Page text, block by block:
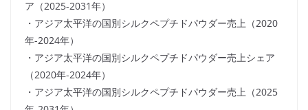
ア（2025-2031年）
・アジア太平洋の国別シルクペプチドパウダー売上（2020
年-2024年）
・アジア太平洋の国別シルクペプチドパウダー売上シェア
（2020年-2024年）
・アジア太平洋の国別シルクペプチドパウダー売上（2025